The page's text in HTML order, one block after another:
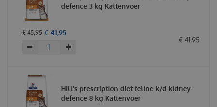
defence 3 kg Kattenvoer
€ 45,95 € 41,95
€ 41,95
Hill's prescription diet feline k/d kidney
defence 8 kg Kattenvoer